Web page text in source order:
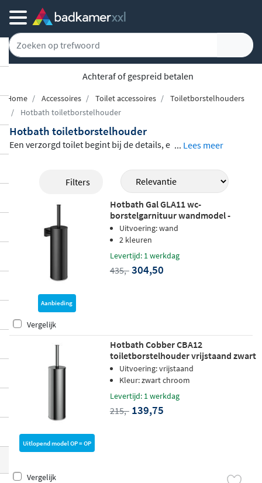
Achteraf of gespreid betalen
Home Accessoires Toilet accessoires
Toiletborstelhouders
Hotbath toiletborstelhouder
Hotbath toiletborstelhouder
Een verzorgd toilet begint bij de details, e
eteen het verschil. Het Hotbath-assortime
nt omvat wandmodellen, vrijstaande uitvo
eringen en inbouwvarianten, zodat u altij
d een model vindt dat aansluit bij uw indel
ing. De houders zijn verkrijgbaar in een
tgebreid gamma afwerkingen, van glanze
nd chroom en mat zwart tot warme tinten
er PVD en gunmetal. Zo creëert u moeitelo
os een harmonieus geheel met de rest van
uw sanitair.
... Lees meer
Filters
Aanbieding
Hotbath Gal GLA11 wc-
borstelgarnituur wandmodel -
Geborsteld gunmetal PVD
Uitvoering: wand
2 kleuren
Levertijd: 1 werkdag
435,- 304,50
Vergelijk
Uitlopend model OP = OP
Hotbath Cobber CBA12
toiletborstelhouder vrijstaand zwart
chroom
Uitvoering: vrijstaand
Kleur: zwart chroom
Levertijd: 1 werkdag
215,- 139,75
Vergelijk